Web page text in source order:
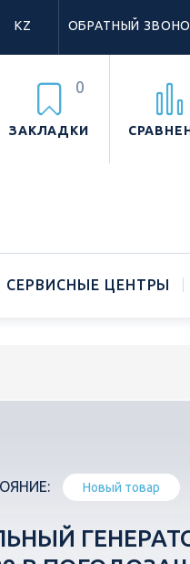
ОБРАТНЫЙ
KZ
ЗАКЛАДКИ
0
СЕРВИСНЫЕ ЦЕНТРЫ
Новый товар